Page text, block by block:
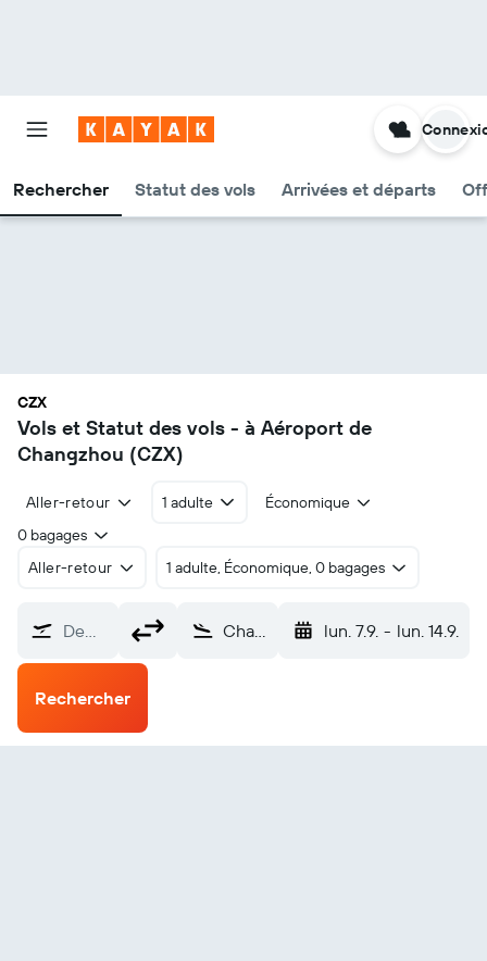
Rechercher Statut des vols Arrivées et départs
CZX
Vols et Statut des vols - à Aéroport de
Changzhou (CZX)
Aller-retour 1 adulte
Économique
0 bagages
Aller-retour
1 adulte, Économique, 0 bagages
De… Changzhou (CZX) lun. 7.9. - lun. 14.9.
Rechercher